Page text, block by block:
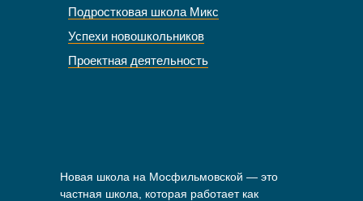
Новая школа на Мосфильмовской — это
частная школа, которая работает как
Подростковая школа Микс
Успехи новошкольников
Проектная деятельность